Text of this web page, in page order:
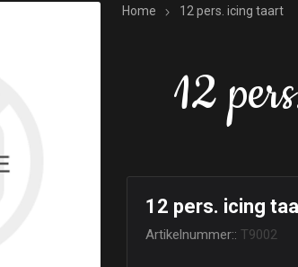
Home 12 pers. icing taart
12
12 pers. icing
Artikelnummer:: T9002